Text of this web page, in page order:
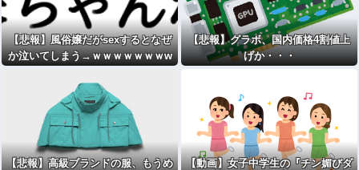
【悲報】風俗嬢だがsexするとなぜ
か泣いてしまう→ｗｗｗｗｗｗｗw
【悲報】グラボ、国内価格4割値上
げか・・・
【悲報】高級ブランドの服、もうめ
【動画】女子中学生の『チン媚びダ